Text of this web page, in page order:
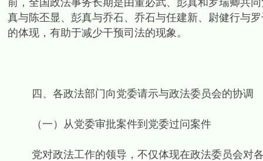
前，全国政法事务长期是由董必武、彭真和罗瑞卿共
真与陈丕显、彭真与乔石、乔石与任建新、尉健行与
的体现，有助于减少干预司法的现象。
四、各政法部门向党委请示与政法委员会的协调
（一）从党委审批案件到党委过问案件
党对政法工作的领导，不仅体现在政法委员会对各